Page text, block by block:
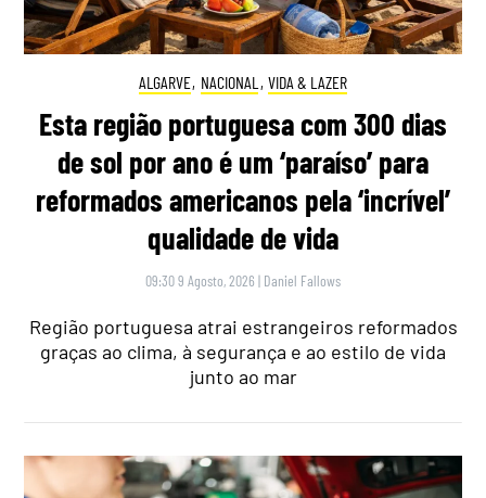
ALGARVE, NACIONAL , VIDA & LAZER
Esta região portuguesa com 300 dias
de sol por ano é um ‘paraíso’ para
reformados americanos pela ‘incrível’
qualidade de vida
09:30 9 Agosto, 2026 | Daniel Fallows
Região portuguesa atrai estrangeiros reformados
graças ao clima, à segurança e ao estilo de vida
junto ao mar